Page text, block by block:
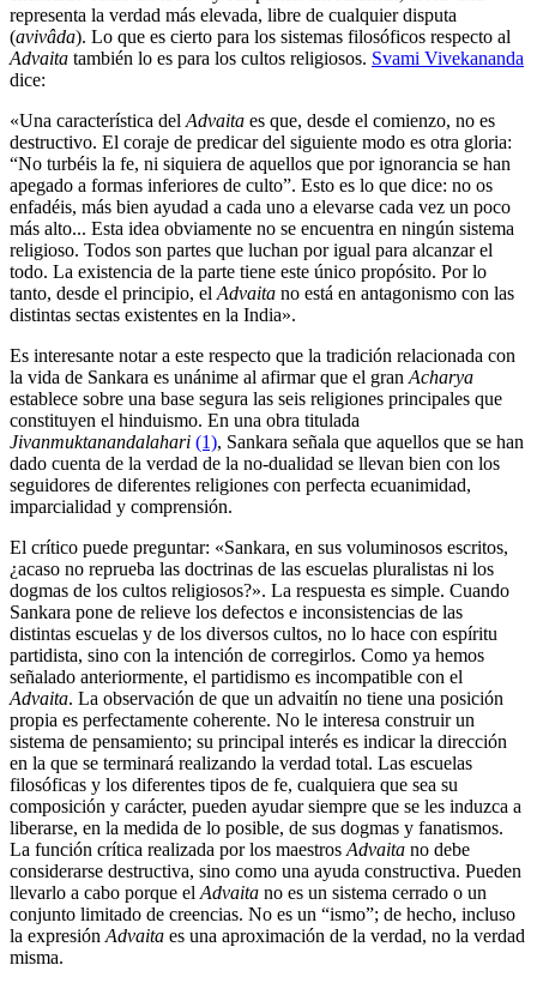
representa la verdad más elevada, libre de cualquier disputa
(avivâda). Lo que es cierto para los sistemas filosóficos respecto al
Advaita también lo es para los cultos religiosos. Svami Vivekananda
dice:
«Una característica del Advaita es que, desde el comienzo, no es
destructivo. El coraje de predicar del siguiente modo es otra gloria:
“No turbéis la fe, ni siquiera de aquellos que por ignorancia se han
apegado a formas inferiores de culto”. Esto es lo que dice: no os
enfadéis, más bien ayudad a cada uno a elevarse cada vez un poco
más alto... Esta idea obviamente no se encuentra en ningún sistema
religioso. Todos son partes que luchan por igual para alcanzar el
todo. La existencia de la parte tiene este único propósito. Por lo
tanto, desde el principio, el Advaita no está en antagonismo con las
distintas sectas existentes en la India».
Es interesante notar a este respecto que la tradición relacionada con
la vida de Sankara es unánime al afirmar que el gran Acharya
establece sobre una base segura las seis religiones principales que
constituyen el hinduismo. En una obra titulada
Jivanmuktanandalahari (1), Sankara señala que aquellos que se han
dado cuenta de la verdad de la no-dualidad se llevan bien con los
seguidores de diferentes religiones con perfecta ecuanimidad,
imparcialidad y comprensión.
El crítico puede preguntar: «Sankara, en sus voluminosos escritos,
¿acaso no reprueba las doctrinas de las escuelas pluralistas ni los
dogmas de los cultos religiosos?». La respuesta es simple. Cuando
Sankara pone de relieve los defectos e inconsistencias de las
distintas escuelas y de los diversos cultos, no lo hace con espíritu
partidista, sino con la intención de corregirlos. Como ya hemos
señalado anteriormente, el partidismo es incompatible con el
Advaita. La observación de que un advaitín no tiene una posición
propia es perfectamente coherente. No le interesa construir un
sistema de pensamiento; su principal interés es indicar la dirección
en la que se terminará realizando la verdad total. Las escuelas
filosóficas y los diferentes tipos de fe, cualquiera que sea su
composición y carácter, pueden ayudar siempre que se les induzca a
liberarse, en la medida de lo posible, de sus dogmas y fanatismos.
La función crítica realizada por los maestros Advaita no debe
considerarse destructiva, sino como una ayuda constructiva. Pueden
llevarlo a cabo porque el Advaita no es un sistema cerrado o un
conjunto limitado de creencias. No es un “ismo”; de hecho, incluso
la expresión Advaita es una aproximación de la verdad, no la verdad
misma.